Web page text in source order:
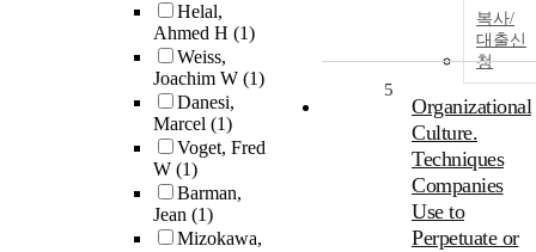
Helal,
Ahmed H (1)
Weiss,
Joachim W (1)
Danesi,
Marcel (1)
Voget, Fred
W (1)
Barman,
Jean (1)
Mizokawa,
복사/
대출신
청
5
Organizational
Culture.
Techniques
Companies
Use to
Perpetuate or